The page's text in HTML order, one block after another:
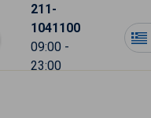
211-
1041100
09:00 -
23:00